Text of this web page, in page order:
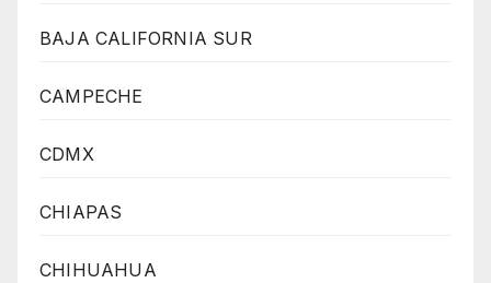
BAJA CALIFORNIA SUR
CAMPECHE
CDMX
CHIAPAS
CHIHUAHUA